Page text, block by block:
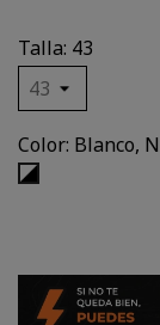
Talla: 43
Color: Blanco,
Blanco,